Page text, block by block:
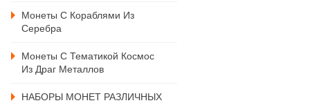
Монеты С Кораблями Из
Серебра
Монеты С Тематикой Космос
Из Драг Металлов
НАБОРЫ МОНЕТ РАЗЛИЧНЫХ